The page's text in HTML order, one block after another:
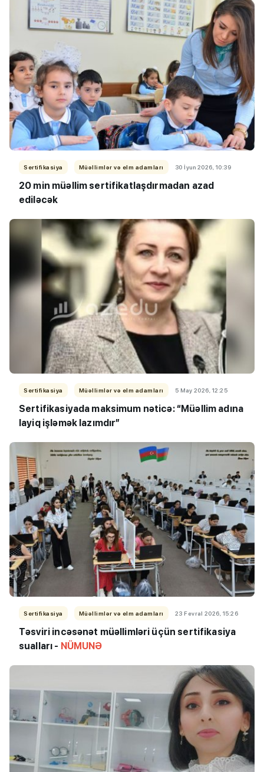
Sertifikasiya Müəllimlər və elm adamları 30 İyun 2026, 10:39
20 min müəllim sertifikatlaşdırmadan azad
ediləcək
Sertifikasiya Müəllimlər və elm adamları 5 May 2026, 12:25
Sertifikasiyada maksimum nəticə: “Müəllim adına
layiq işləmək lazımdır”
Sertifikasiya Müəllimlər və elm adamları 23 Fevral 2026, 15:26
Təsviri incəsənət müəllimləri üçün sertifikasiya
sualları - NÜMUNƏ